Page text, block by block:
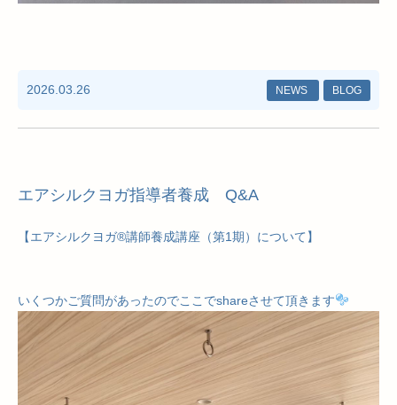
2026.03.26 NEWS BLOG
エアシルクヨガ指導者養成 Q&A
【エアシルクヨガ®講師養成講座（第1期）について】
いくつかご質問があったのでここでshareさせて頂きます